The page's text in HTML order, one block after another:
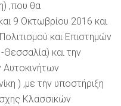
,που θα
9 Οκτωβρίου 2016 και
και Επιστημών
και την
) ,με την υποστήριξη
Κλασσικών